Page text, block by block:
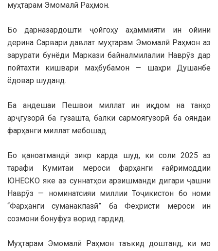
муҳтарам Эмомалӣ Раҳмон.
Бо дарназардошти ҷойгоҳу аҳаммияти ин ойини
дерина Сарвари давлат муҳтарам Эмомалӣ Раҳмон аз
зарурати бунёди Маркази байналмилалии Наврӯз дар
пойтахти кишвари маҳбубамон — шаҳри Душанбе
ёдовар шуданд.
Ба андешаи Пешвои миллат ин иқдом на танҳо
арҷгузорӣ ба гузашта, балки сармоягузорӣ ба ояндаи
фарҳанги миллат мебошад.
Бо қаноатмандӣ зикр карда шуд, ки соли 2025 аз
тарафи Кумитаи мероси фарҳанги ғайримоддии
ЮНЕСКО яке аз суннатҳои арзишманди дигари ҷашни
Наврӯз — номинатсияи миллии Тоҷикистон бо номи
“Фарҳанги суманакпазӣ” ба Феҳристи мероси ин
созмони бонуфуз ворид гардид.
Муҳтарам Эмомалӣ Раҳмон таъкид доштанд, ки мо